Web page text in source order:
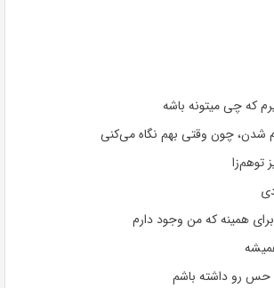
که چی میتونه باشه
شدن، چون وقتی بهم نگاه می‌کنی
توهم‌زا
همینه که من وجود دارم
حس رو داشته باشم